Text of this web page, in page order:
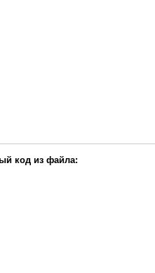
код из файла: